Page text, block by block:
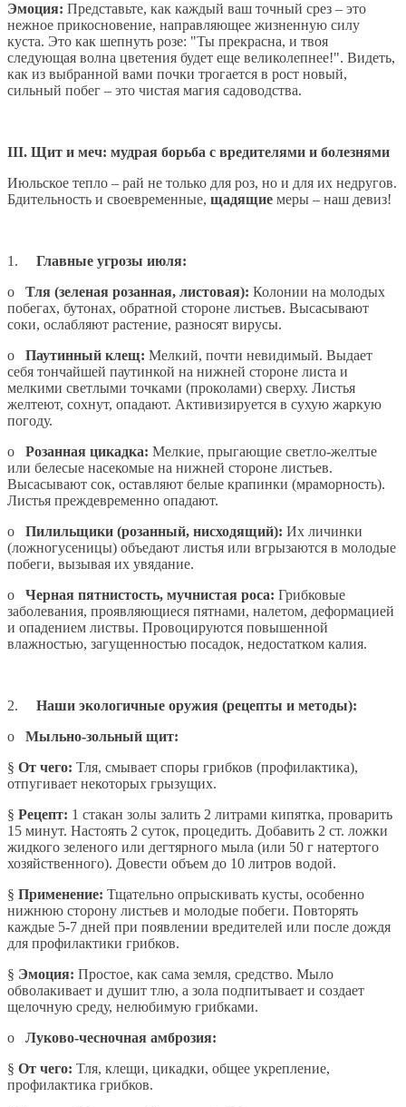
Эмоция: Представьте, как каждый ваш точный срез – это
нежное прикосновение, направляющее жизненную силу
куста. Это как шепнуть розе: "Ты прекрасна, и твоя
следующая волна цветения будет еще великолепнее!". Видеть,
как из выбранной вами почки трогается в рост новый,
сильный побег – это чистая магия садоводства.
III. Щит и меч: мудрая борьба с вредителями и болезнями
Июльское тепло – рай не только для роз, но и для их недругов.
Бдительность и своевременные, щадящие меры – наш девиз!
1. Главные угрозы июля:
o Тля (зеленая розанная, листовая): Колонии на молодых
побегах, бутонах, обратной стороне листьев. Высасывают
соки, ослабляют растение, разносят вирусы.
o Паутинный клещ: Мелкий, почти невидимый. Выдает
себя тончайшей паутинкой на нижней стороне листа и
мелкими светлыми точками (проколами) сверху. Листья
желтеют, сохнут, опадают. Активизируется в сухую жаркую
погоду.
o Розанная цикадка: Мелкие, прыгающие светло-желтые
или белесые насекомые на нижней стороне листьев.
Высасывают сок, оставляют белые крапинки (мраморность).
Листья преждевременно опадают.
o Пилильщики (розанный, нисходящий): Их личинки
(ложногусеницы) объедают листья или вгрызаются в молодые
побеги, вызывая их увядание.
o Черная пятнистость, мучнистая роса: Грибковые
заболевания, проявляющиеся пятнами, налетом, деформацией
и опадением листвы. Провоцируются повышенной
влажностью, загущенностью посадок, недостатком калия.
2. Наши экологичные оружия (рецепты и методы):
o Мыльно-зольный щит:
§ От чего: Тля, смывает споры грибков (профилактика),
отпугивает некоторых грызущих.
§ Рецепт: 1 стакан золы залить 2 литрами кипятка, проварить
15 минут. Настоять 2 суток, процедить. Добавить 2 ст. ложки
жидкого зеленого или дегтярного мыла (или 50 г натертого
хозяйственного). Довести объем до 10 литров водой.
§ Применение: Тщательно опрыскивать кусты, особенно
нижнюю сторону листьев и молодые побеги. Повторять
каждые 5-7 дней при появлении вредителей или после дождя
для профилактики грибков.
§ Эмоция: Простое, как сама земля, средство. Мыло
обволакивает и душит тлю, а зола подпитывает и создает
щелочную среду, нелюбимую грибками.
o Луково-чесночная амброзия:
§ От чего: Тля, клещи, цикадки, общее укрепление,
профилактика грибков.